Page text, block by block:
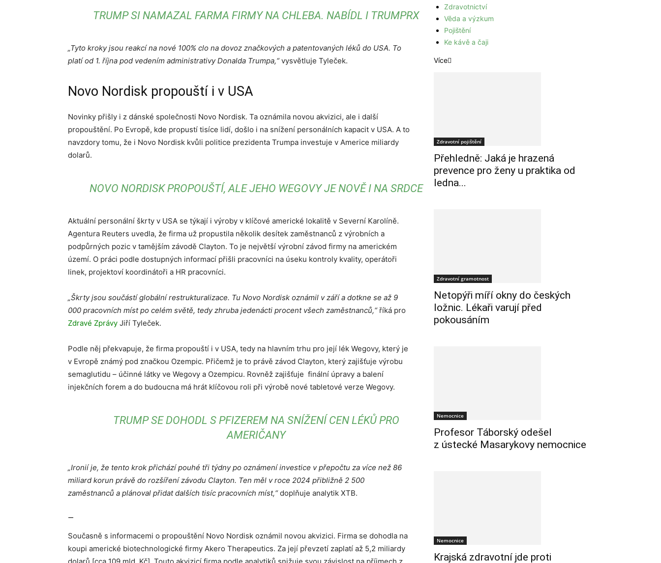
TRUMP SI NAMAZAL FARMA FIRMY NA CHLEBA. NABÍDL I TRUMPRX
„Tyto kroky jsou reakcí na nové 100% clo na dovoz značkových a patentovaných léků do USA. To
platí od 1. října pod vedením administrativy Donalda Trumpa,“vysvětluje Tyleček.
Novo Nordisk propouští i v USA
Novinky přišly i z dánské společnosti Novo Nordisk. Ta oznámila novou akvizici, ale i další
propouštění. Po Evropě, kde propustí tisíce lidí, došlo i na snížení personálních kapacit v USA. A to
navzdory tomu, že i Novo Nordisk kvůli politice prezidenta Trumpa investuje v Americe miliardy
dolarů.
NOVO NORDISK PROPOUŠTÍ, ALE JEHO WEGOVY JE NOVĚ I NA SRDCE
Aktuální personální škrty v USA se týkají i výroby v klíčové americké lokalitě v Severní Karolíně.
Agentura Reuters uvedla, že firma už propustila několik desítek zaměstnanců z výrobních a
podpůrných pozic v tamějším závodě Clayton. To je největší výrobní závod firmy na americkém
území. O práci podle dostupných informací přišli pracovníci na úseku kontroly kvality, operátoři
linek, projektoví koordinátoři a HR pracovníci.
„Škrty jsou součástí globální restrukturalizace. Tu Novo Nordisk oznámil v září a dotkne se až 9
000 pracovních míst po celém světě, tedy zhruba jedenácti procent všech zaměstnanců,“ říká pro
Zdravé Zprávy Jiří Tyleček.
Podle něj překvapuje, že firma propouští i v USA, tedy na hlavním trhu pro její lék Wegovy, který je
v Evropě známý pod značkou Ozempic. Přičemž je to právě závod Clayton, který zajišťuje výrobu
semaglutidu – účinné látky ve Wegovy a Ozempicu. Rovněž zajišťuje finální úpravy a balení
injekčních forem a do budoucna má hrát klíčovou roli při výrobě nové tabletové verze Wegovy.
TRUMP SE DOHODL S PFIZEREM NA SNÍŽENÍ CEN LÉKŮ PRO
AMERIČANY
„Ironií je, že tento krok přichází pouhé tři týdny po oznámení investice v přepočtu za více než 86
miliard korun právě do rozšíření závodu Clayton. Ten měl v roce 2024 přibližně 2 500
zaměstnanců a plánoval přidat dalších tisíc pracovních míst,“doplňuje analytik XTB.
—
Současně s informacemi o propouštění Novo Nordisk oznámil novou akvizici. Firma se dohodla na
koupi americké biotechnologické firmy Akero Therapeutics. Za její převzetí zaplatí až 5,2 miliardy
Zdravotnictví
Věda a výzkum
Pojištění
Ke kávě a čaji
Více
Zdravotní pojištění
Přehledně: Jaká je hrazená
prevence pro ženy u praktika od
ledna...
Zdravotní gramotnost
Netopýři míří okny do českých
ložnic. Lékaři varují před
pokousáním
Nemocnice
Profesor Táborský odešel
z ústecké Masarykovy nemocnice
Nemocnice
Krajská zdravotní jde proti